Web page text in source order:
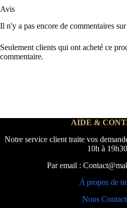
Avis
Il n'y a pas encore de commentaires
Seulement clients qui ont acheté ce
commentaire.
AIDE &
Notre service client traite vos
10h à 19h30
Par email :
À propos de
Nous